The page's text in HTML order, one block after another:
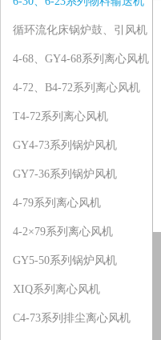
循环流化床锅炉鼓、引风机
4-68、GY4-68系列离心风机
4-72、B4-72系列离心风机
T4-72系列离心风机
GY4-73系列锅炉风机
GY7-36系列锅炉风机
4-79系列离心风机
4-2×79系列离心风机
GY5-50系列锅炉风机
XIQ系列离心风机
C4-73系列排尘离心风机